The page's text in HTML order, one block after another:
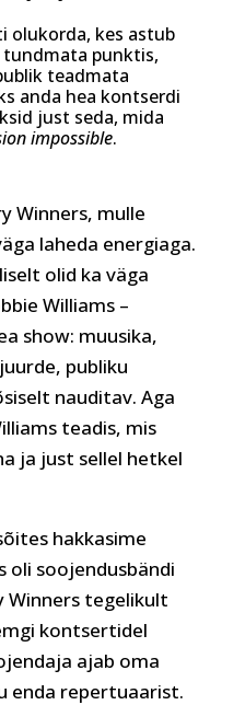
olukorda, kes astub
tundmata punktis,
teadmata
anda hea kontserdi
just seda, mida
impossible.
Winners, mulle
laheda energiaga.
olid ka väga
Williams –
show: muusika,
publiku
nauditav. Aga
teadis, mis
ja just sellel hetkel
hakkasime
soojendusbändi
Winners tegelikult
kontsertidel
ajab oma
enda repertuaarist.